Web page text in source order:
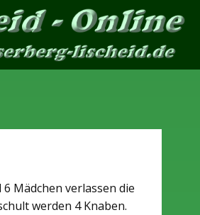
Mädchen verlassen die
werden 4 Knaben.